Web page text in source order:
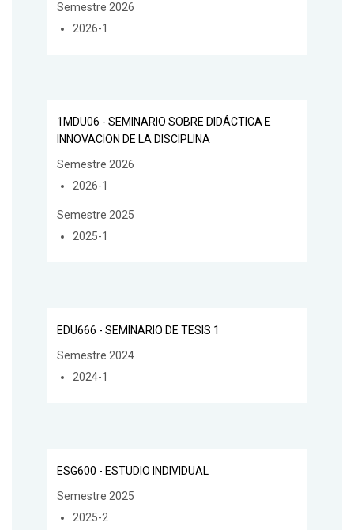
Semestre 2026
2026-1
1MDU06 - SEMINARIO SOBRE DIDÁCTICA E
INNOVACION DE LA DISCIPLINA
Semestre 2026
2026-1
Semestre 2025
2025-1
EDU666 - SEMINARIO DE TESIS 1
Semestre 2024
2024-1
ESG600 - ESTUDIO INDIVIDUAL
Semestre 2025
2025-2